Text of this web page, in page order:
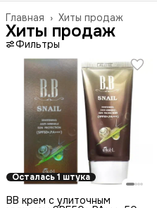
Хиты продаж
Главная ›
Хиты продаж
Фильтры
Осталась 1 штука
BB крем с улиточным